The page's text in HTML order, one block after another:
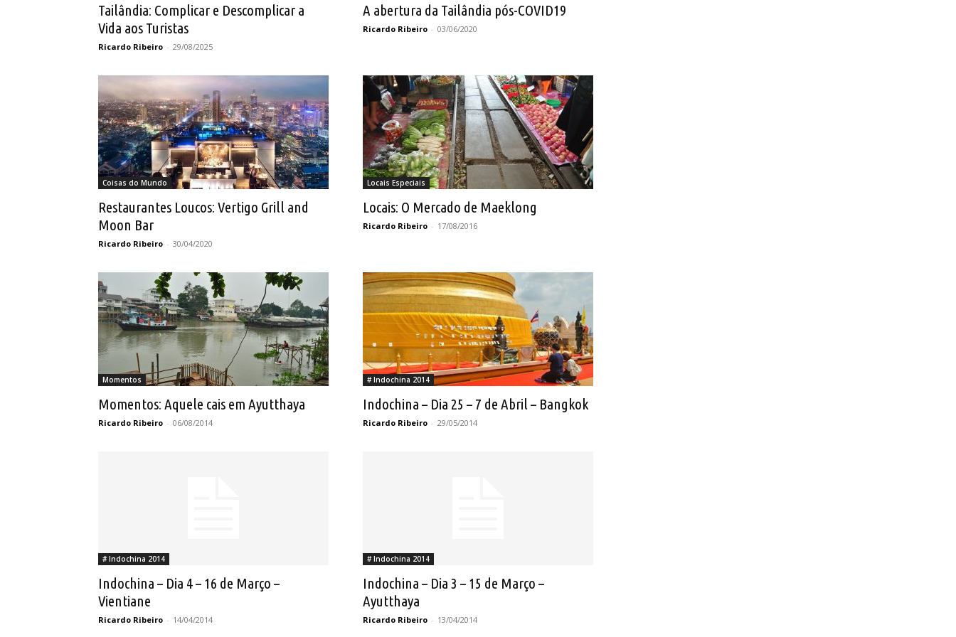
Tailândia: Complicar e Descomplicar a
Vida aos Turistas
Ricardo Ribeiro - 29/08/2025
A abertura da Tailândia pós-COVID19
Ricardo Ribeiro - 03/06/2020
Coisas do Mundo
Restaurantes Loucos: Vertigo Grill and
Moon Bar
Ricardo Ribeiro - 30/04/2020
Locais Especiais
Locais: O Mercado de Maeklong
Ricardo Ribeiro - 17/08/2016
Momentos
Momentos: Aquele cais em Ayutthaya
Ricardo Ribeiro - 06/08/2014
# Indochina 2014
Indochina – Dia 25 – 7 de Abril – Bangkok
Ricardo Ribeiro - 29/05/2014
# Indochina 2014
Indochina – Dia 4 – 16 de Março –
Vientiane
Ricardo Ribeiro - 14/04/2014
# Indochina 2014
Indochina – Dia 3 – 15 de Março –
Ayutthaya
Ricardo Ribeiro - 13/04/2014